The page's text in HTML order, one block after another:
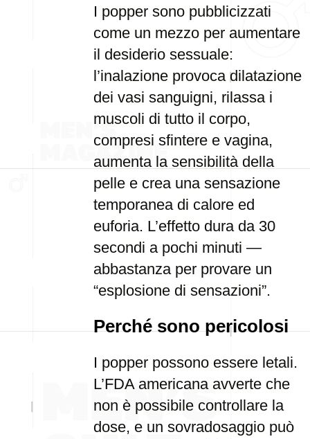
I popper sono pubblicizzati
come un mezzo per aumentare
il desiderio sessuale:
l’inalazione provoca dilatazione
dei vasi sanguigni, rilassa i
muscoli di tutto il corpo,
compresi sfintere e vagina,
aumenta la sensibilità della
pelle e crea una sensazione
temporanea di calore ed
euforia. L’effetto dura da 30
secondi a pochi minuti —
abbastanza per provare un
“esplosione di sensazioni”.
Perché sono pericolosi
I popper possono essere letali.
L’FDA americana avverte che
non è possibile controllare la
dose, e un sovradosaggio può